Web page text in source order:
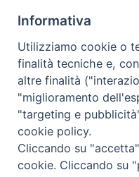
Informativa
Utilizziamo cookie o
finalità tecniche e,
altre finalità
"miglioramento
"targeting e
cookie policy.
Cliccando su
cookie. Cliccando su